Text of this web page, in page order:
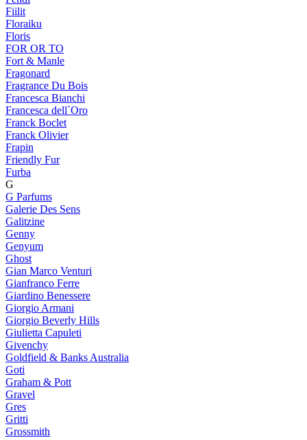
Fiilit
Floraiku
Floris
FOR OR TO
Fort & Manle
Fragonard
Fragrance Du Bois
Francesca Bianchi
Francesca dell`Oro
Franck Boclet
Franck Olivier
Frapin
Friendly Fur
Furba
G
G Parfums
Galerie Des Sens
Galitzine
Genny
Genyum
Ghost
Gian Marco Venturi
Gianfranco Ferre
Giardino Benessere
Giorgio Armani
Giorgio Beverly Hills
Giulietta Capuleti
Givenchy
Goldfield & Banks Australia
Goti
Graham & Pott
Gravel
Gres
Gritti
Grossmith